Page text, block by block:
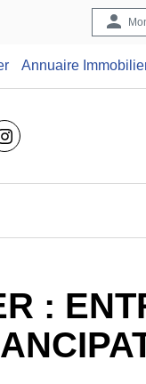
Annuaire
: